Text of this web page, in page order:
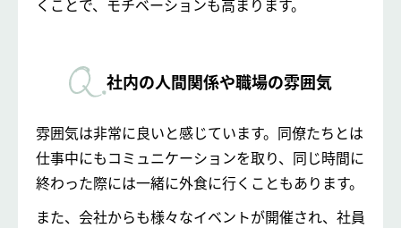
くことで、モチベーションも高まります。
社内の人間関係や職場の雰囲気
雰囲気は非常に良いと感じています。同僚たちとは
仕事中にもコミュニケーションを取り、同じ時間に
終わった際には一緒に外食に行くこともあります。
また、会社からも様々なイベントが開催され、社員